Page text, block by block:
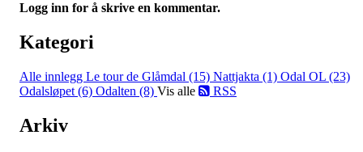
Logg inn for å skrive en kommentar.
Kategori
Alle innlegg Le tour de Glåmdal (15) Nattjakta (1) Odal OL (23)
Odalsløpet (6) Odalten (8) Vis alle RSS
Arkiv